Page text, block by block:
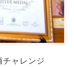
ャレンジ